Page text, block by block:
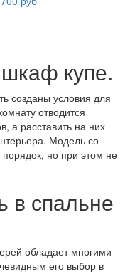
купе.
созданы условия для
отводится
а расставить на них
Модель со
но при этом не
в спальне
обладает многими
его выбор в